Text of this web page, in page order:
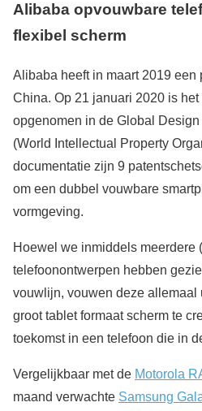
Alibaba opvouwbare
flexibel scherm
Alibaba heeft in maart 2019 een
China. Op 21 januari 2020 is
opgenomen in de Global
(World Intellectual Property
documentatie zijn 9
om een dubbel vouwbare
vormgeving.
Hoewel we inmiddels meerdere
telefoonontwerpen hebben
vouwlijn, vouwen deze allemaal
groot tablet formaat scherm te
toekomst in een telefoon die in
Vergelijkbaar met de Motorola
maand verwachte Samsung